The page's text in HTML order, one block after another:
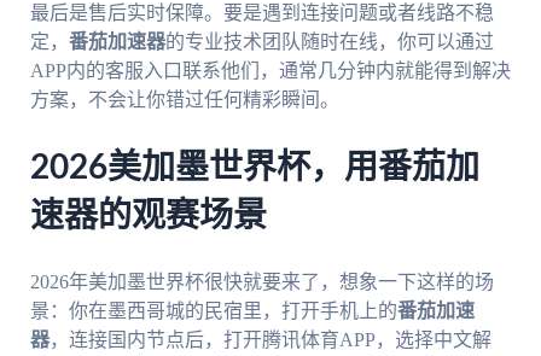
最后是售后实时保障。要是遇到连接问题或者线路不稳
定， 番茄加速器的专业技术团队随时在线，你可以通过
APP内的客服入口联系他们，通常几分钟内就能得到解决
方案，不会让你错过任何精彩瞬间。
2026美加墨世界杯，用番茄加
速器的观赛场景
2026年美加墨世界杯很快就要来了，想象一下这样的场
景：你在墨西哥城的民宿里，打开手机上的番茄加速
器，连接国内节点后，打开腾讯体育APP，选择中文解